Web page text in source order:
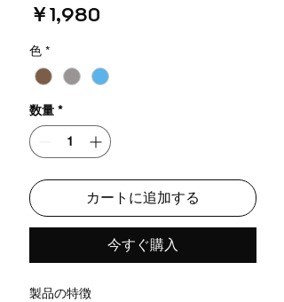
￥1,980
色 *
数量 *
カートに追加する
今すぐ購入
製品の特徴